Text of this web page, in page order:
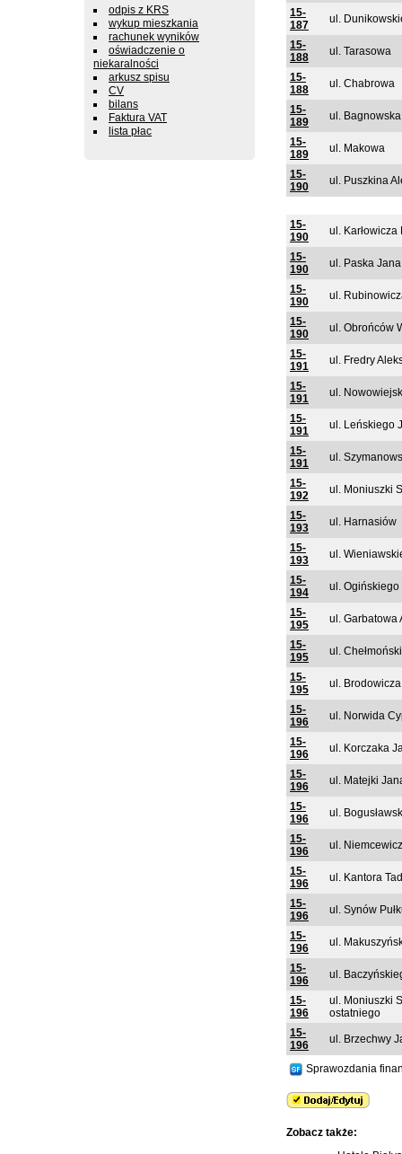
odpis z KRS
wykup mieszkania
rachunek wyników
oświadczenie o
niekaralności
arkusz spisu
CV
bilans
Faktura VAT
lista płac
15-
187
ul.
15-
188
ul. Tarasowa
15-
188
ul. Chabrowa
15-
189
ul. Bagnowska
15-
189
ul. Makowa
15-
190
ul. Puszkina
15-
190
ul. Karłowicza
15-
190
ul. Paska
15-
190
ul.
15-
190
ul. Obrońców
15-
191
ul. Fredry
15-
191
ul.
15-
191
ul. Leńskiego
15-
191
ul.
15-
192
ul. Moniuszki
15-
193
ul. Harnasiów
15-
193
ul.
15-
194
ul. Ogińskiego
15-
195
ul. Garbatowa
15-
195
ul.
15-
195
ul.
15-
196
ul. Norwida
15-
196
ul. Korczaka
15-
196
ul. Matejki
15-
196
ul.
15-
196
ul.
15-
196
ul. Kantora
15-
196
ul. Synów
15-
196
ul.
15-
196
ul.
15-
196
ul. Moniuszki
ostatniego
15-
196
ul. Brzechwy
Sprawozdania
Zobacz także: